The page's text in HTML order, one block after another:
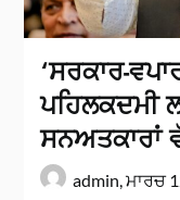
‘ਸਰਕਾਰ-
ਪਹਿਲਕਦਮੀ
ਸਨਅਤਕਾਰਾਂ
admin,ਮਾਰਚ